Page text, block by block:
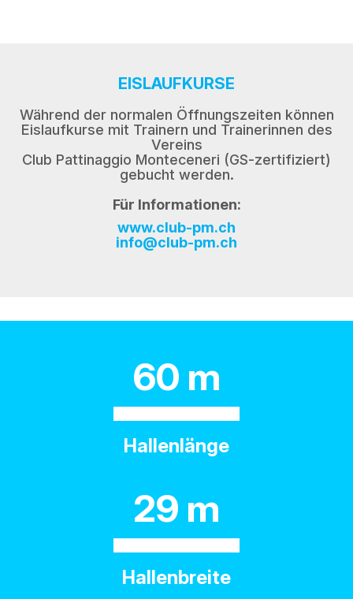
EISLAUFKURSE
Während der normalen Öffnungszeiten können
Eislaufkurse mit Trainern und Trainerinnen des
Vereins
Club Pattinaggio Monteceneri (GS-zertifiziert)
gebucht werden.
Für Informationen:
www.club-pm.ch
info@club-pm.ch
60 m
Hallenlänge
29 m
Hallenbreite